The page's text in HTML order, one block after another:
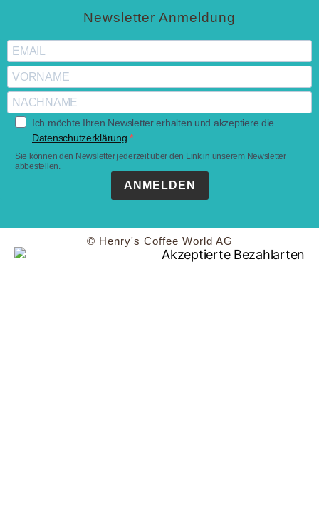
Newsletter Anmeldung
Ich möchte Ihren Newsletter erhalten und akzeptiere die
Datenschutzerklärung .
Sie können den Newsletter jederzeit über den Link in unserem Newsletter
abbestellen.
ANMELDEN
© Henry's Coffee World AG